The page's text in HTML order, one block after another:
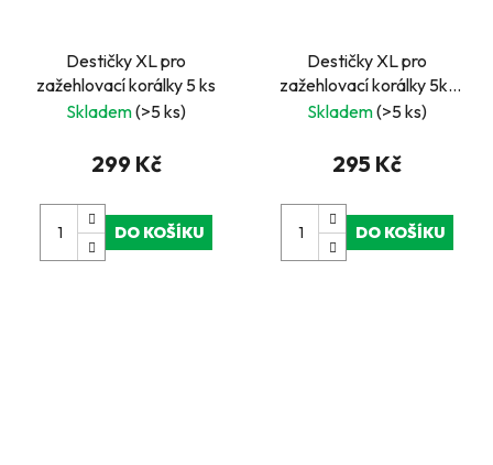
Destičky XL pro
zažehlovací korálky 5 ks
Skladem(>5 ks)
299 Kč
DO KOŠÍKU
Destičky XL pro
zažehlovací korálky 5ks
kůň, pes, kačena,zajíc,
Skladem(>5 ks)
295 Kč
DO KOŠÍKU